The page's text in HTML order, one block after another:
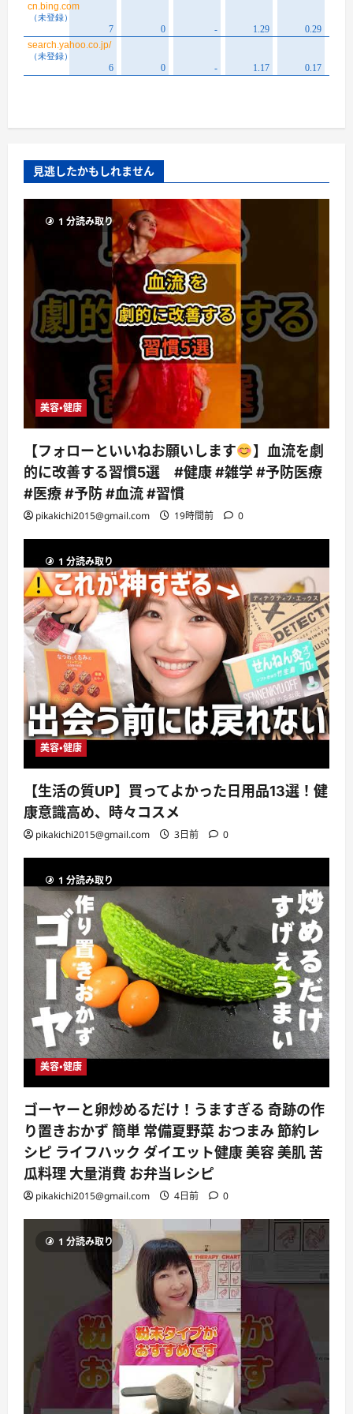
見逃したかもしれません
1 分読み取り
美容・健康
【フォローといいねお願いします
】血流を劇
的に改善する習慣5選 #健康 #雑学 #予防医療
#医療 #予防 #血流 #習慣
pikakichi2015@gmail.com 19時間前 0
1 分読み取り
美容・健康
【生活の質UP】買ってよかった日用品13選！健
康意識高め、時々コスメ
pikakichi2015@gmail.com 3日前 0
1 分読み取り
美容・健康
ゴーヤーと卵炒めるだけ！うますぎる 奇跡の作
り置きおかず 簡単 常備夏野菜 おつまみ 節約レ
シピ ライフハック ダイエット健康 美容 美肌 苦
瓜料理 大量消費 お弁当レシピ
pikakichi2015@gmail.com 4日前 0
1 分読み取り